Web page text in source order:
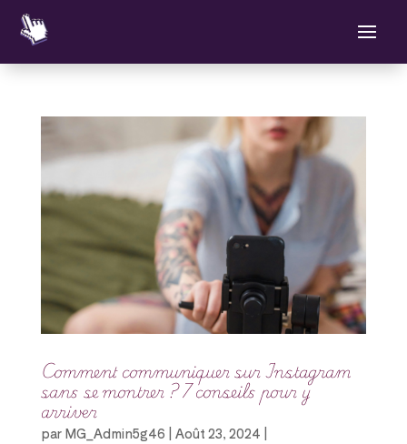
Comment communiquer sur Instagram
sans se montrer ? 7 conseils pour y
arriver
par MG_Admin5g46 Août 23, 2024